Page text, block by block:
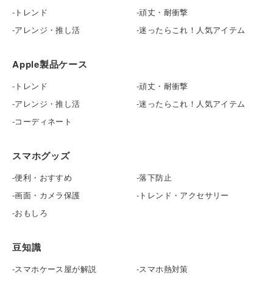
トレンド
頑丈・耐衝撃
アレンジ・推し活
迷ったらこれ！人気アイテム
Apple製品ケース
トレンド
頑丈・耐衝撃
アレンジ・推し活
迷ったらこれ！人気アイテム
コーディネート
スマホグッズ
便利・おすすめ
落下防止
画面・カメラ保護
トレンド・アクセサリー
おもしろ
豆知識
スマホケース屋が解説 スマホ熱対策